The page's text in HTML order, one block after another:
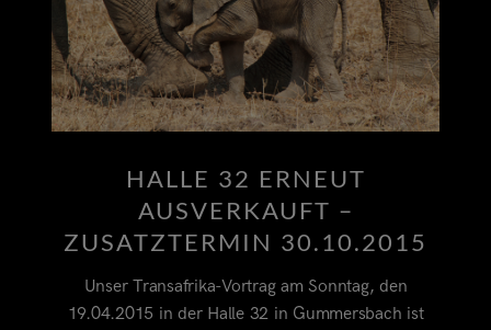
HALLE 32 ERNEUT
AUSVERKAUFT –
ZUSATZTERMIN 30.10.2015
Unser Transafrika-Vortrag am Sonntag, den
19.04.2015 in der Halle 32 in Gummersbach ist